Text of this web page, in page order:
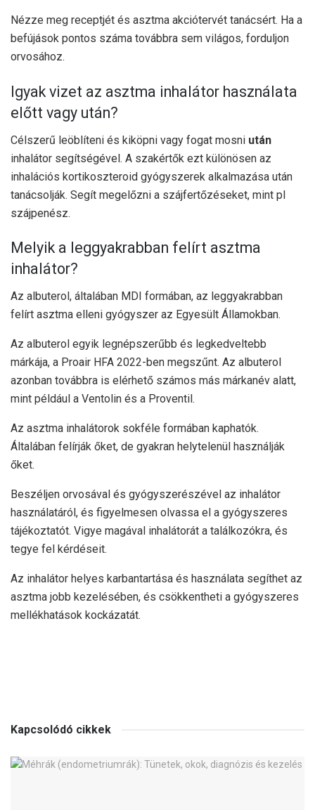
Nézze meg receptjét és asztma akciótervét tanácsért. Ha a
befújások pontos száma továbbra sem világos, forduljon
orvosához.
Igyak vizet az asztma inhalátor használata
előtt vagy után?
Célszerű leöblíteni és kiköpni vagy fogat mosni után
inhalátor segítségével. A szakértők ezt különösen az
inhalációs kortikoszteroid gyógyszerek alkalmazása után
tanácsolják. Segít megelőzni a szájfertőzéseket, mint pl
szájpenész.
Melyik a leggyakrabban felírt asztma
inhalátor?
Az albuterol, általában MDI formában, az leggyakrabban
felírt asztma elleni gyógyszer az Egyesült Államokban.
Az albuterol egyik legnépszerűbb és legkedveltebb
márkája, a Proair HFA 2022-ben megszűnt. Az albuterol
azonban továbbra is elérhető számos más márkanév alatt,
mint például a Ventolin és a Proventil.
Az asztma inhalátorok sokféle formában kaphatók.
Általában felírják őket, de gyakran helytelenül használják
őket.
Beszéljen orvosával és gyógyszerészével az inhalátor
használatáról, és figyelmesen olvassa el a gyógyszeres
tájékoztatót. Vigye magával inhalátorát a találkozókra, és
tegye fel kérdéseit.
Az inhalátor helyes karbantartása és használata segíthet az
asztma jobb kezelésében, és csökkentheti a gyógyszeres
mellékhatások kockázatát.
Kapcsolódó cikkek